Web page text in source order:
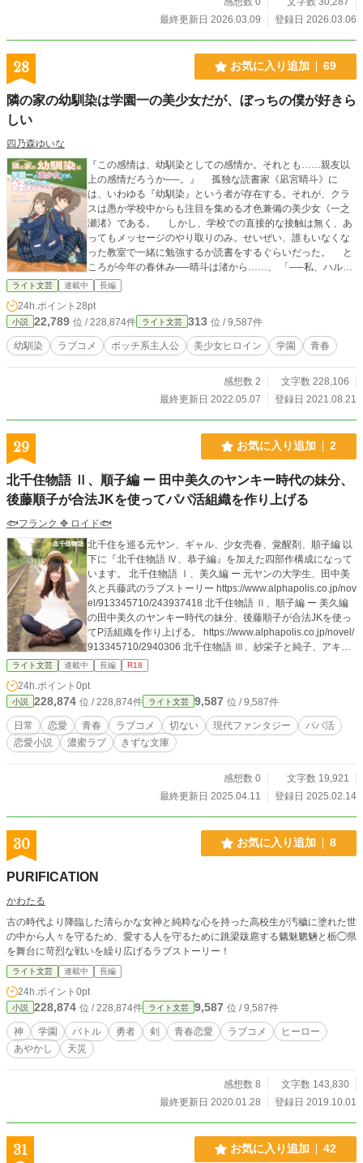
3作目《全7話/完結》 『初夏のきらめき、風のざわめき』 ※S
『熱帯夜に、溶ける境界線』 ※同居生活♡怒涛のラッキース
『恋の病と、あとの祭り』 ※甘々ラブキュン！哲朗29歳の初
ン＆アンダーソンシリーズ ●ブログ《1話完結型/連載中》
『都市伝説村ログ』 ※哲朗同級生のモキュメンタリー・コメ
ディ ●過去編《短編全８話/完結保証》 『夜の中学校』7.24公
開予定 ※哲朗中３の夏、青春ジュブナイル ☆作品横断の更新
通知は、著者フォローから
最終更新日 2026.03.09
登録日 2026.03.06
28 お気に入り追加 69
隣の家の幼馴染は学園一の美少女だが、ぼっちの僕が好きら
しい
四乃森ゆいな
『この感情は、幼馴染としての感情か。それとも……親友以
上の感情だろうか──。』 孤独な読書家《凪宮晴斗》に
は、いわゆる『幼馴染』という者が存在する。それが、クラ
スは愚か学校中からも注目を集める才色兼備の美少女《一之
瀬渚》である。 しかし、学校での直接的な接触は無く、あ
ってもメッセージのやり取りのみ。せいぜい、誰もいなくな
った教室で一緒に勉強するか読書をするぐらいだった。 と
ころが今年の春休み──晴斗は渚から……、 「──私、ハル君
のことが好きなの！」と、告白をされてしまう。 この告白
を機に、二人の関係性に変化が起き始めることとなる。 他
愛のないメッセージのやり取り、部室でのお昼、放課後の教
室。そして、お泊まり。今までにも送ってきた『いつもの日
常』が、少しずつ〝特別〟なものへと変わっていく。 だが
幼馴染からの僅かな関係の変化に、晴斗達は戸惑うばか
惑をかけまいと中々本音を言い出せず、悩みが生まれてしま
ライト文芸 連載中 長編
24h.ポイント 28pt
小説 22,789 位 / 228,874件 ライト文芸 313 位 / 9,587件
幼馴染 ラブコメ ボッチ系主人公 美少女ヒロイン 学園 青春
感想数 2
文字数 228,106
最終更新日 2022.05.07
登録日 2021.08.21
29 お気に入り追加 2
北千住物語 Ⅱ、順子編 ー 田中美久のヤンキー時代の妹分、
後藤順子が合法JKを使ってパパ活組織を作り上げる
🐟フランク ✥ ロイド🐟
北千住を巡る元ヤン、ギャル、少女売春、覚醒剤、順子編 以
下に『北千住物語 Ⅳ、恭子編』を加えた四部作構成になって
います。 北千住物語 Ⅰ、美久編 ー 元ヤンの大学生、田中美
久と兵藤武のラブストーリー https://www.alphapolis.co.jp/nov
el/913345710/243937418 北千住物語 Ⅱ、順子編 ー 美久編
の田中美久のヤンキー時代の妹分、後藤順子が合法JKを使っ
てP活組織を作り上げる。 https://www.alphapolis.co.jp/novel/
913345710/2940306 北千住物語 Ⅲ、紗栄子と純子、アキラ
編 ー 美久と武の周りのラブストーリー https://www.alphapoli
s.co.jp/novel/913345710/894940339 ※この物語は、法律・
法令に反する行為を容認・推奨するものではありません。
ライト文芸 連載中 長編 R18
24h.ポイント 0pt
小説 228,874 位 / 228,874件 ライト文芸 9,587 位 / 9,587件
日常 恋愛 青春 ラブコメ 切ない 現代ファンタジー
パパ活
恋愛小説
濃蜜ラブ きずな文庫
感想数 0
文字数 19,921
最終更新日 2025.04.11
登録日 2025.02.14
30 お気に入り追加 8
PURIFICATION
かわたる
古の時代より降臨した清らかな女神と純粋な心を持った高校生が汚穢に塗れた世
の中から人々を守るため、愛する人を守るために跳梁跋扈する魑魅魍魎と栃◯県
を舞台に苛烈な戦いを繰り広げるラブストーリー！
ライト文芸 連載中 長編
24h.ポイント 0pt
小説 228,874 位 / 228,874件 ライト文芸 9,587 位 / 9,587件
神 学園 バトル 勇者 剣 青春恋愛 ラブコメ
ヒーロー
あやかし
天災
感想数 8
文字数 143,830
最終更新日 2020.01.28
登録日 2019.10.01
31 お気に入り追加 42